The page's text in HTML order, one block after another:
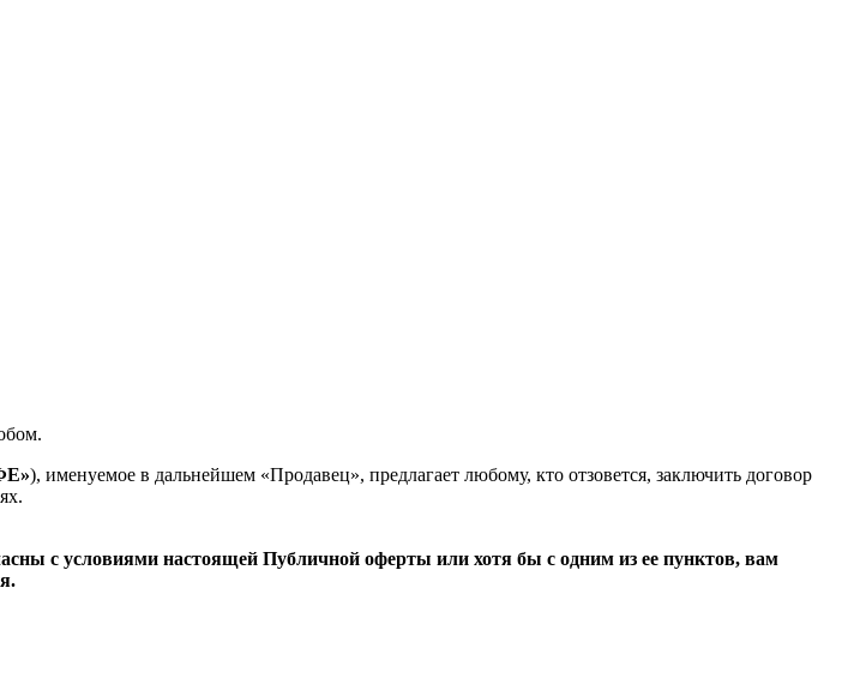
), именуемое в дальнейшем «Продавец», предлагает любому, кто отзовется, заключить договор
с условиями настоящей Публичной оферты или хотя бы с одним из ее пунктов, вам